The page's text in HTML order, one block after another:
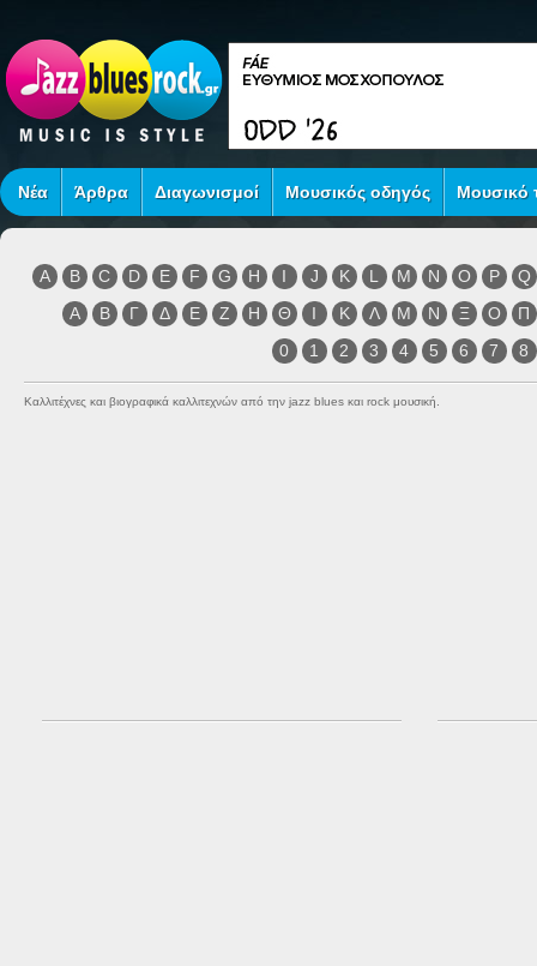
Νέα Άρθρα Διαγωνισμοί Μουσικός οδηγός Μουσικό
A B C D E F G H I J K L M N O P
Q
Α
Β Γ Δ Ε Ζ Η Θ Ι Κ Λ Μ Ν Ξ Ο
Π
0
1 2 3 4 5 6 7 8
Καλλιτέχνες και βιογραφικά καλλιτεχνών από την jazz blues και rock μουσική.